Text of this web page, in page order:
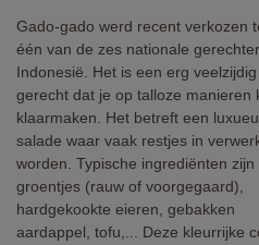
Gado-gado werd recent verkozen
één van de zes nationale
Indonesië. Het is een erg veelzijdig
gerecht dat je op talloze manieren
klaarmaken. Het betreft een
salade waar vaak restjes in
worden. Typische ingrediënten zijn
groentjes (rauw of voorgegaard),
hardgekookte eieren, gebakken
aardappel, tofu,... Deze kleurrijke